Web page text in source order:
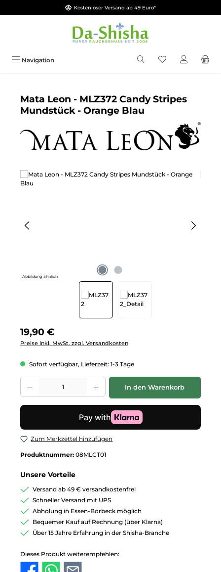
Zum Hauptinhalt springenKostenloser Versand ab 49 Euro*
Navigation Du hast 0
Mata Leon - MLZ372 Candy Stripes
Mundstück - Orange Blau
Bildergalerie überspringen
Abbildung ähnlich
Regulärer Preis:
19,90 €
Preise inkl. MwSt. zzgl. Versandkosten
Sofort verfügbar, Lieferzeit: 1-3 Tage
Produkt Anzahl: Gib den gewünschten Wert ein oder benutze die
In den Warenkorb
Zum Merkzettel hinzufügen
Produktnummer: 08MLCT01
Unsere Vorteile
Versand ab 49 € versandkostenfrei
Schneller Versand mit UPS
Abholung in Essen-Borbeck möglich
Bequemer Kauf auf Rechnung (über Klarna)
Über 15 Jahre Erfahrung in der Shisha-Branche
Dieses Produkt weiterempfehlen: